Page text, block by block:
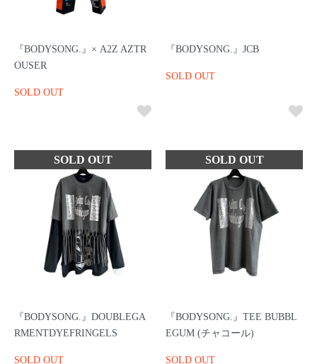
『BODYSONG.』× A2Z AZTR
OUSER
SOLD OUT
『BODYSONG.』JCB
SOLD OUT
『BODYSONG.』DOUBLEGA
RMENTDYEFRINGELS
SOLD OUT
『BODYSONG.』TEE BUBBL
EGUM (チャコール)
SOLD OUT